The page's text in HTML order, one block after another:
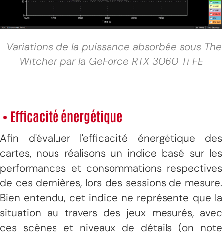
Variations de la puissance absorbée sous The
Witcher par la GeForce RTX 3060 Ti FE
• Efficacité énergétique
Afin d'évaluer l'efficacité énergétique des
cartes, nous réalisons un indice basé sur les
performances et consommations respectives
de ces dernières, lors des sessions de mesure.
Bien entendu, cet indice ne représente que la
situation au travers des jeux mesurés, avec
ces scènes et niveaux de détails (on note